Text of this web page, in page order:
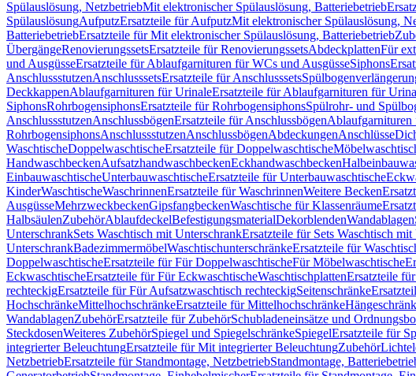
Spülauslösung, NetzbetriebMit elektronischer Spülauslösung, Batteriebetrieb
SpülauslösungAufputzErsatzteile für AufputzMit elektronischer Spülauslösung,
BatteriebetriebErsatzteile für Mit elektronischer Spülauslösung, Batteriebetrieb
ÜbergängeRenovierungssetsErsatzteile für RenovierungssetsAbdeckplattenFür
und AusgüsseErsatzteile für Ablaufgarnituren für WCs und AusgüsseSiphons
AnschlussstutzenAnschlusssetsErsatzteile für Anschlusssets
DeckkappenAblaufgarnituren für UrinaleErsatzteile für Ablaufgarnituren für
SiphonsRohrbogensiphonsErsatzteile für RohrbogensiphonsSpülrohr- und
AnschlussstutzenAnschlussbögenErsatzteile für AnschlussbögenAblaufgarnituren
RohrbogensiphonsAnschlussstutzenAnschlussbögenAbdeckungenAnschlüsse
WaschtischeDoppelwaschtischeErsatzteile für Doppelwaschtische
HandwaschbeckenAufsatzhandwaschbeckenEckhandwaschbecken
EinbauwaschtischeUnterbauwaschtischeErsatzteile für Unterbauwaschtische
KinderWaschtischeWaschrinnenErsatzteile für WaschrinnenWeitere Becken
AusgüsseMehrzweckbeckenGipsfangbeckenWaschtische für Klassenräume
HalbsäulenZubehörAblaufdeckelBefestigungsmaterialDekorblendenWandablagen
UnterschrankSets Waschtisch mit UnterschrankErsatzteile für Sets Waschtisch
UnterschrankBadezimmermöbelWaschtischunterschränkeErsatzteile für
DoppelwaschtischeErsatzteile für Für DoppelwaschtischeFür Möbelwaschtische
EckwaschtischeErsatzteile für Für EckwaschtischeWaschtischplattenErsatzteile
rechteckigErsatzteile für Für Aufsatzwaschtisch rechteckigSeitenschränke
HochschränkeMittelhochschränkeErsatzteile für Mittelhochschränke
WandablagenZubehörErsatzteile für ZubehörSchubladeneinsätze und
SteckdosenWeiteres ZubehörSpiegel und SpiegelschränkeSpiegelErsatzteile für
integrierter BeleuchtungErsatzteile für Mit integrierter BeleuchtungZubehör
NetzbetriebErsatzteile für Standmontage, NetzbetriebStandmontage,